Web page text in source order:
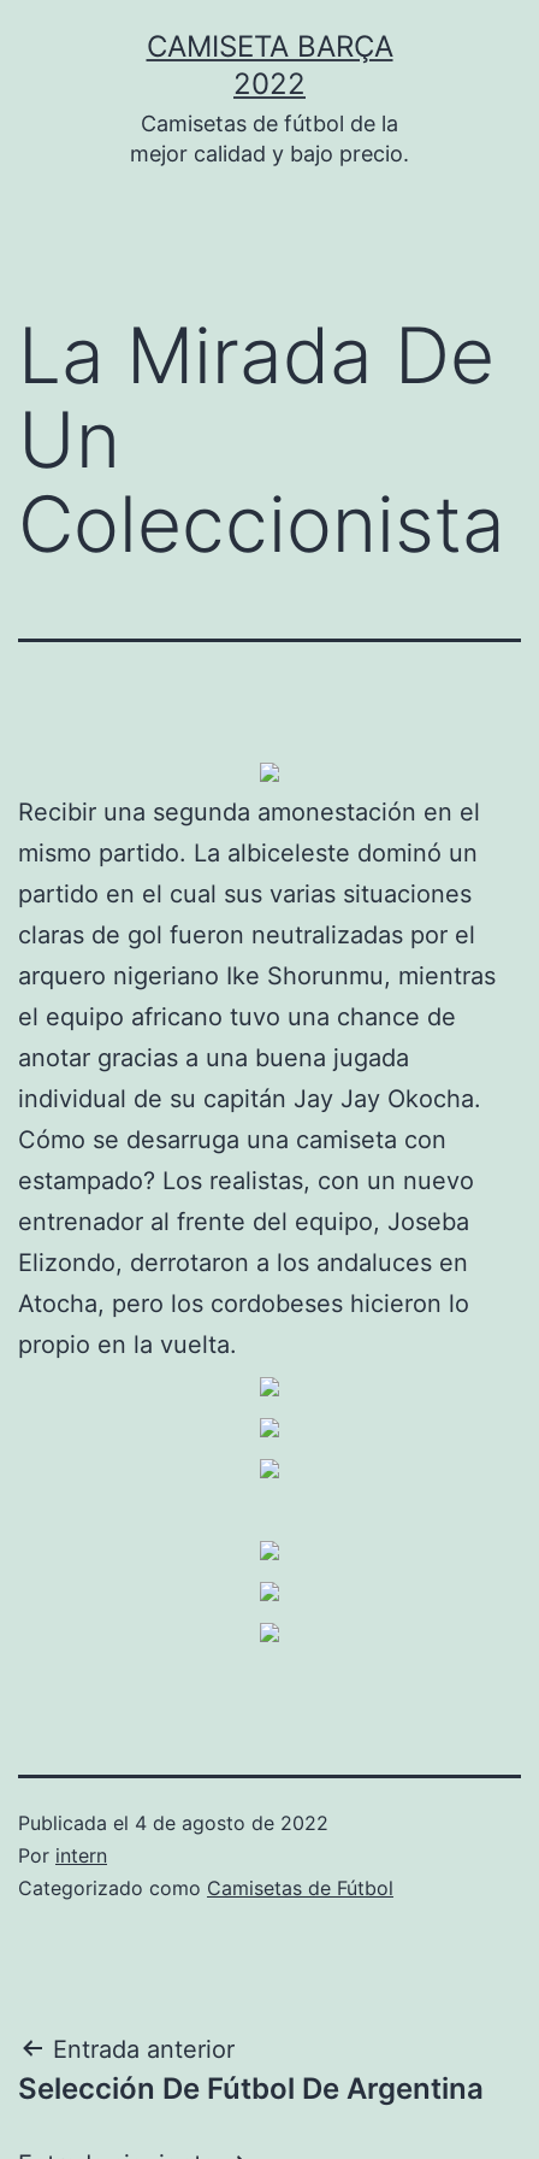
CAMISETA BARÇA
2022
Camisetas de fútbol de la
mejor calidad y bajo precio.
La Mirada De
Un
Coleccionista
Recibir una segunda amonestación en el
mismo partido. La albiceleste dominó un
partido en el cual sus varias situaciones
claras de gol fueron neutralizadas por el
arquero nigeriano Ike Shorunmu, mientras
el equipo africano tuvo una chance de
anotar gracias a una buena jugada
individual de su capitán Jay Jay Okocha.
Cómo se desarruga una camiseta con
estampado? Los realistas, con un nuevo
entrenador al frente del equipo, Joseba
Elizondo, derrotaron a los andaluces en
Atocha, pero los cordobeses hicieron lo
propio en la vuelta.
Publicada el 4 de agosto de 2022
Por intern
Categorizado como Camisetas de Fútbol
Navegación
de
Entrada anterior
Selección De Fútbol De Argentina